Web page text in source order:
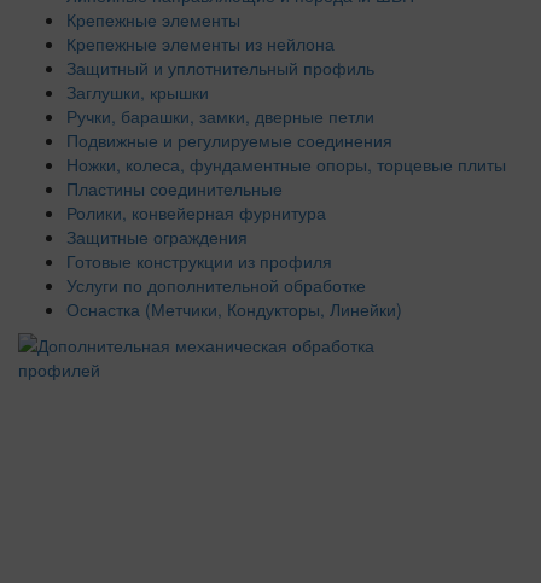
Крепежные элементы
Крепежные элементы из нейлона
Защитный и уплотнительный профиль
Заглушки, крышки
Ручки, барашки, замки, дверные петли
Подвижные и регулируемые соединения
Ножки, колеса, фундаментные опоры, торцевые плиты
Пластины соединительные
Ролики, конвейерная фурнитура
Защитные ограждения
Готовые конструкции из профиля
Услуги по дополнительной обработке
Оснастка (Метчики, Кондукторы, Линейки)